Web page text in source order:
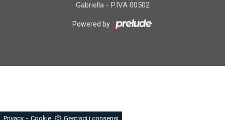
Gabriella - P.IVA 00502
Powered by
Privacy - Cookie Gestisci i consensi